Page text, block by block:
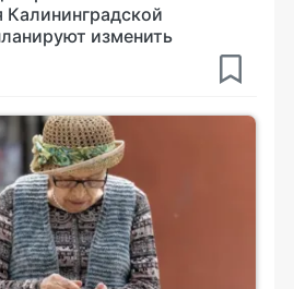
Калининградской
изменить